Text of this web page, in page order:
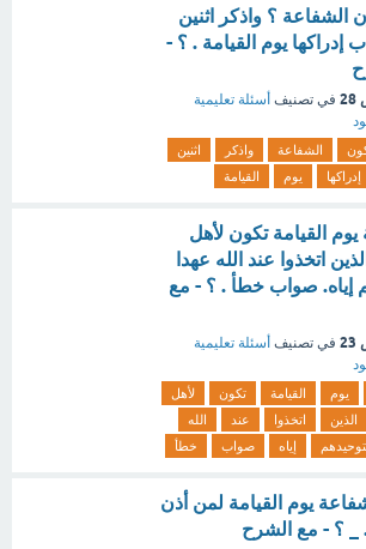
الشفاعة ؟ واذكر اثنين
إدراكها يوم القيامة . ؟ -
في تصنيف أسئلة تعليمية
الشفاعة واذكر
اثنين
إدراكها يوم القيامة
يوم القيامة تكون لأهل
اتخذوا عند الله عهدا
إياه. صواب خطأ . ؟ - مع
في تصنيف أسئلة تعليمية
يوم القيامة تكون
لأهل
الذين اتخذوا عند
الله
إياه صواب خطأ
يوم القيامة لمن أذن
_ ؟ - مع الشرح